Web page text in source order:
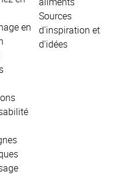
en
Sources
d'inspiration et
d'idées